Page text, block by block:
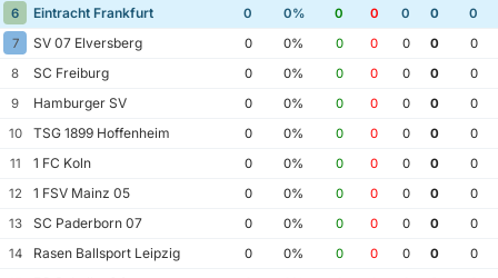
6
Eintracht Frankfurt 0 0% 0 0 0 0
0
7
SV 07 Elversberg 0 0% 0 0 0 0
0
8
SC Freiburg 0 0% 0 0 0 0
0
9
Hamburger SV 0 0% 0 0 0 0
0
10
TSG 1899 Hoffenheim 0 0% 0 0 0 0
0
11
1 FC Koln 0 0% 0 0 0 0
0
12
1 FSV Mainz 05 0 0% 0 0 0 0
0
13
SC Paderborn 07 0 0% 0 0 0 0
0
14
Rasen Ballsport Leipzig 0 0% 0 0 0 0
0